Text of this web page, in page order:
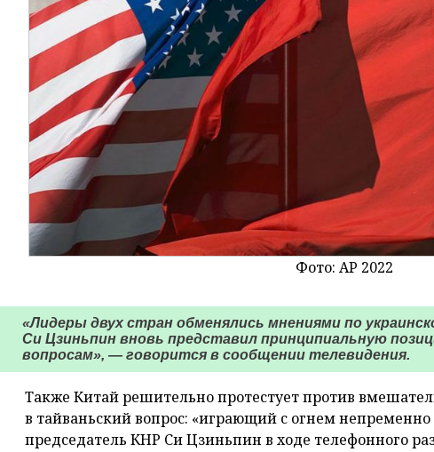
Фото: AP 2022
«Лидеры двух стран обменялись мнениями по
Си Цзиньпин вновь представил принципиальную
вопросам», — говорится в сообщении телевидения.
Также Китай решительно протестует против
в тайваньский вопрос: «играющий с огнем непременно
председатель КНР Си Цзиньпин в ходе телефонного